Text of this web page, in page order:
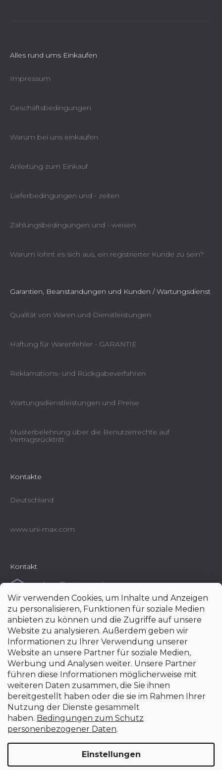
Wir verwenden Cookies, um Inhalte und Anzeigen
zu personalisieren, Funktionen für soziale Medien
anbieten zu können und die Zugriffe auf unsere
Website zu analysieren. Außerdem geben wir
Informationen zu Ihrer Verwendung unserer
Website an unsere Partner für soziale Medien,
Werbung und Analysen weiter. Unsere Partner
führen diese Informationen möglicherweise mit
weiteren Daten zusammen, die Sie ihnen
bereitgestellt haben oder die sie im Rahmen Ihrer
Nutzung der Dienste gesammelt
haben. Bedingungen zum Schutz
personenbezogener Daten.
Einstellungen
Alles rund ums Einkaufen
Impressum
Geschäftsbedingungen
Warum bei uns einkaufen
Anleitung zum Einkauf
Lieferbedingungen und - zeiten
Zahlungsbedingungen und - weisen
Warum lohnt es sich aus, ein registrierter Kunde zu sein?
Garantien, Beanstandungen und Kunden / Wartungsdienst
Qualität von Waren und Dienstleistungen
Haftung für Warenfehler - GARANTIE
Reklamations- und Rückgabeverfahren
Wartungsdienstleistungen und Preise
Musterbelehrung über die Benutzerrechte auf
Vertragsrücktritt
Kontakte
Deutschland
www.uni-max.com
Kontakt
e-shop@uni-max.de
+420 266 190 190
Erstellt von Shoptet Premium